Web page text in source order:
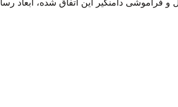
فراموشی دامنگیر این اتفاق شده، ابعاد